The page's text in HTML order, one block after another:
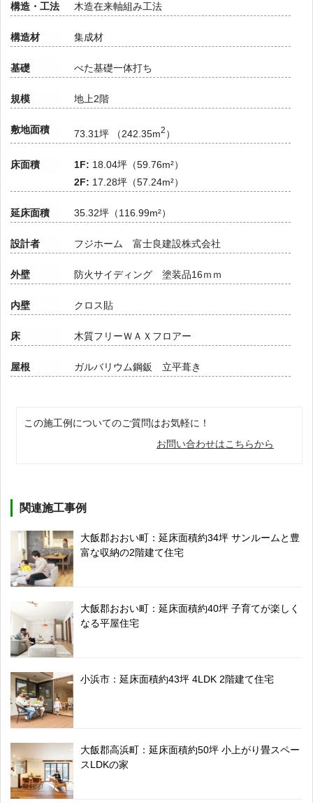
構造・工法 木造在来軸組み工法
構造材 集成材
基礎 べた基礎一体打ち
規模 地上2階
敷地面積 73.31坪 （242.35m2 ）
床面積 1F: 18.04坪（59.76m²）
2F: 17.28坪（57.24m²）
延床面積 35.32坪（116.99m²）
設計者 フジホーム 富士良建設株式会社
外壁 防火サイディング 塗装品16ｍｍ
内壁 クロス貼
床 木質フリーＷＡＸフロアー
屋根 ガルバリウム鋼鈑 立平葺き
この施工例についてのご質問はお気軽に！
お問い合わせはこちらから
関連施工事例
大飯郡おおい町：延床面積約34坪 サンルームと豊
富な収納の2階建て住宅
大飯郡おおい町：延床面積約40坪 子育てが楽しく
なる平屋住宅
小浜市：延床面積約43坪 4LDK 2階建て住宅
大飯郡高浜町：延床面積約50坪 小上がり畳スペー
スLDKの家